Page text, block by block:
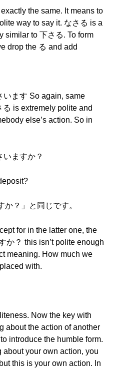
the same. It means to
way to say it. なさる is a
similar to 下さる. To form
drop the る and add
います So again, same
is extremely polite and
else’s action. So in
ますか？
か？」と同じです。
for in the latter one, the
か？ this isn’t polite enough
meaning. How much we
with.
Now the key with
about the action of another
introduce the humble form.
about your own action, you
this is your own action. In